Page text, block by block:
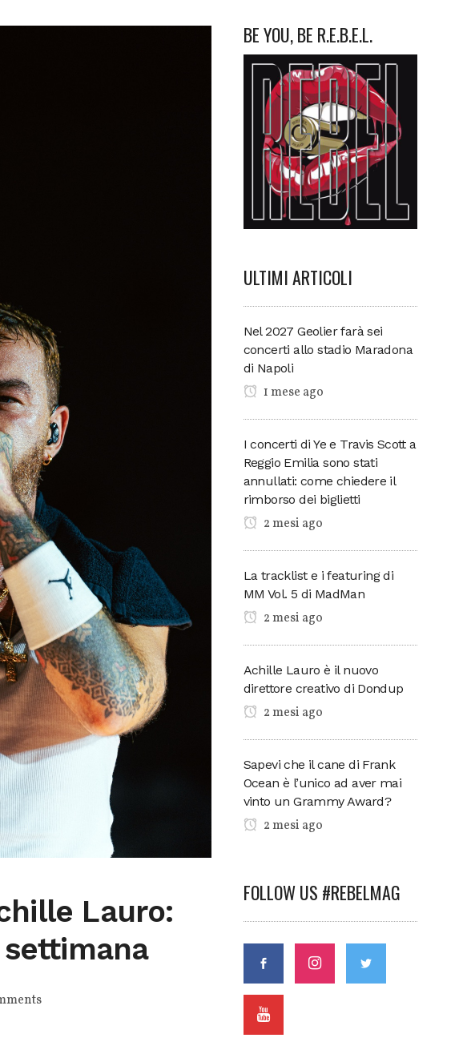
Lauro:
BE YOU, BE R.E.B.E.L.
ULTIMI ARTICOLI
Nel 2027 Geolier farà sei
concerti allo stadio Maradona
di Napoli
1 mese ago
I concerti di Ye e Travis Scott a
Reggio Emilia sono stati
annullati: come chiedere il
rimborso dei biglietti
2 mesi ago
La tracklist e i featuring di
MM Vol. 5 di MadMan
2 mesi ago
Achille Lauro è il nuovo
direttore creativo di Dondup
2 mesi ago
Sapevi che il cane di Frank
Ocean è l’unico ad aver mai
vinto un Grammy Award?
2 mesi ago
FOLLOW US #REBELMAG